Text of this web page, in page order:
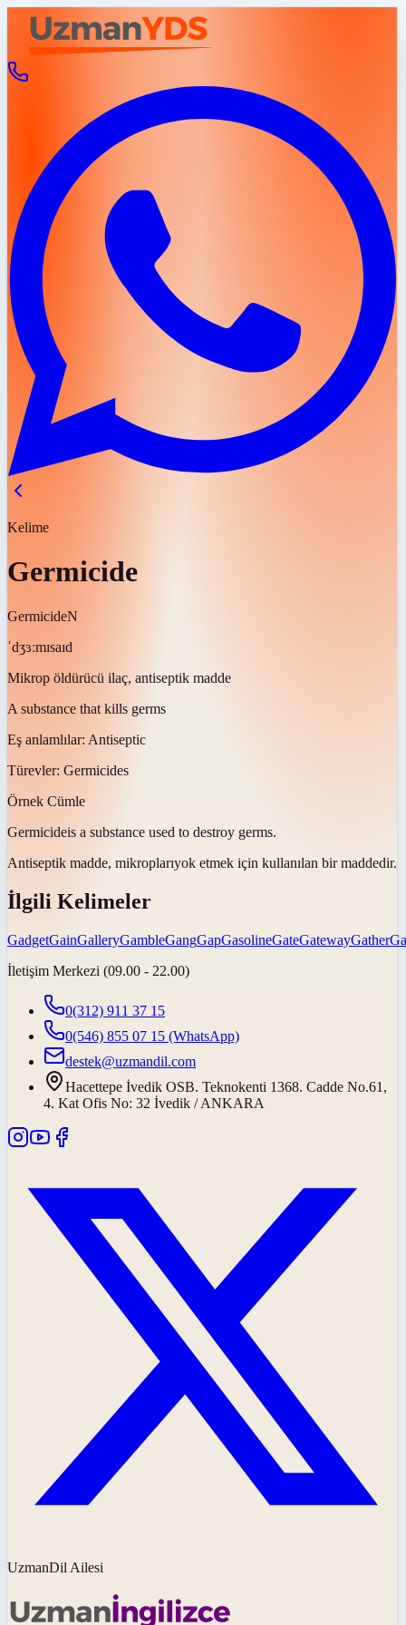
Kelime
Germicide
GermicideN
ˈdʒɜːmɪsaɪd
Mikrop öldürücü ilaç, antiseptik madde
A substance that kills germs
Eş anlamlılar: Antiseptic
Türevler: Germicides
Örnek Cümle
Germicideis a substance used to destroy germs.
Antiseptik madde, mikroplarıyok etmek için kullanılan bir maddedir.
İlgili Kelimeler
GadgetGainGalleryGambleGangGapGasolineGateGatewayGather
İletişim Merkezi (09.00 - 22.00)
0(312) 911 37 15
0(546) 855 07 15 (WhatsApp)
destek@uzmandil.com
Hacettepe İvedik OSB. Teknokenti 1368. Cadde No.61,
4. Kat Ofis No: 32 İvedik / ANKARA
UzmanDil Ailesi